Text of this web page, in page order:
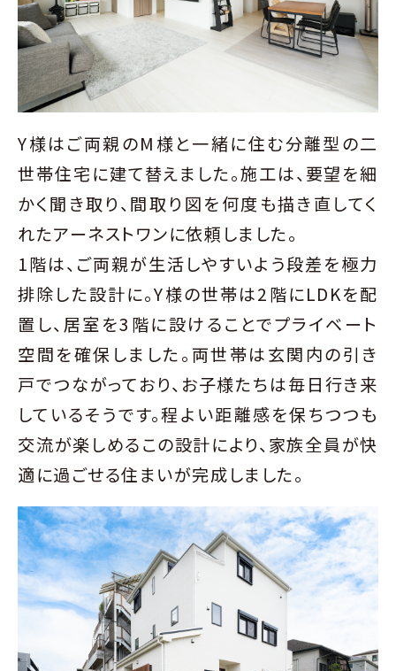
Y様はご両親のM様と一緒に住む分離型の二
世帯住宅に建て替えました。施工は、要望を細
かく聞き取り、間取り図を何度も描き直してく
れたアーネストワンに依頼しました。
1階は、ご両親が生活しやすいよう段差を極力
排除した設計に。Y様の世帯は2階にLDKを配
置し、居室を3階に設けることでプライベート
空間を確保しました。両世帯は玄関内の引き
戸でつながっており、お子様たちは毎日行き来
しているそうです。程よい距離感を保ちつつも
交流が楽しめるこの設計により、家族全員が快
適に過ごせる住まいが完成しました。